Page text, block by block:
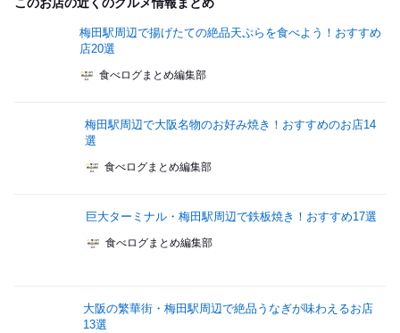
このお店の近くのグルメ情報まとめ
梅田駅周辺で揚げたての絶品天ぷらを食べよう！おすすめ
店20選
食べログまとめ編集部
梅田駅周辺で大阪名物のお好み焼き！おすすめのお店14
選
食べログまとめ編集部
巨大ターミナル・梅田駅周辺で鉄板焼き！おすすめ17選
食べログまとめ編集部
大阪の繁華街・梅田駅周辺で絶品うなぎが味わえるお店
13選